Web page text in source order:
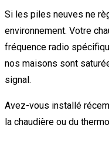
Si les piles neuves ne
environnement. Votre
fréquence radio
nos maisons sont
signal.
Avez-vous installé
la chaudière ou du